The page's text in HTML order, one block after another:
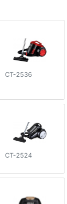
CT-2536
CT-2524